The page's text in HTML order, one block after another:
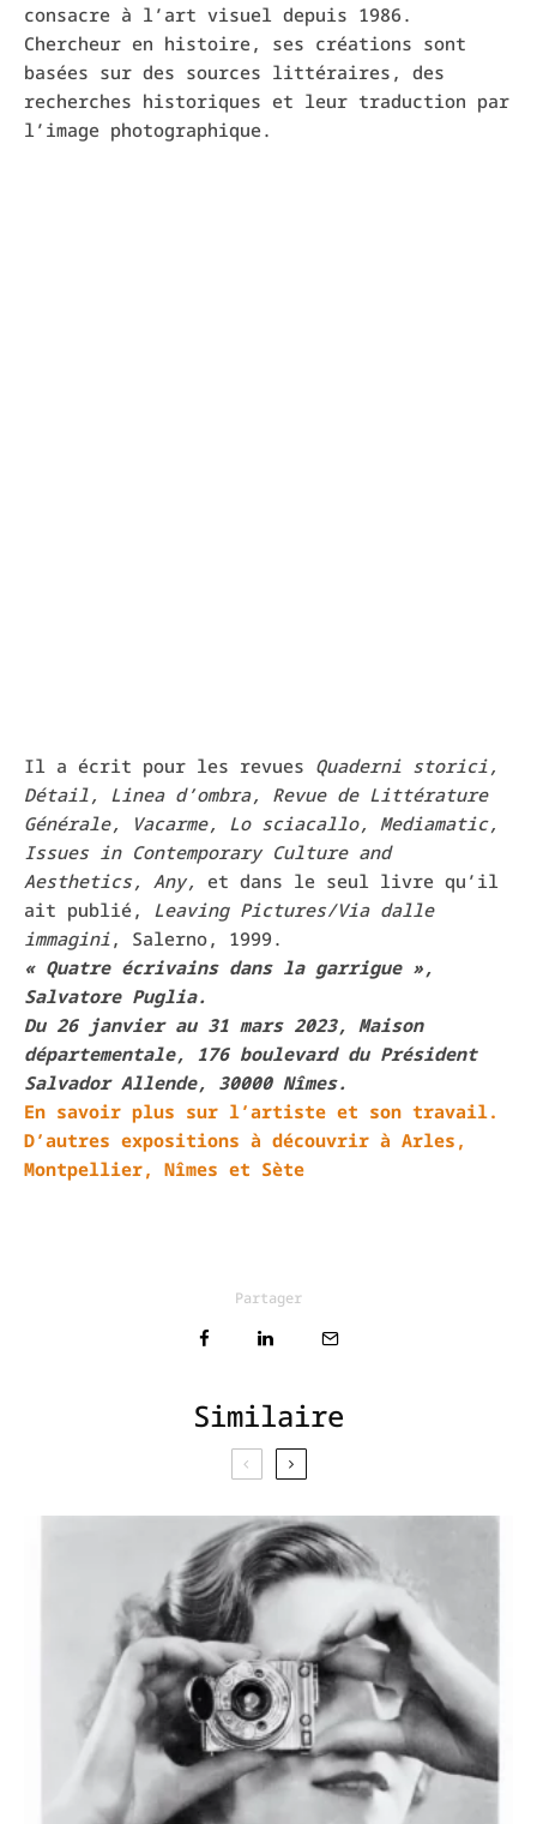
consacre à l’art visuel depuis 1986.
Chercheur en histoire, ses créations sont
basées sur des sources littéraires, des
recherches historiques et leur traduction par
l’image photographique.
Il a écrit pour les revues Quaderni storici,
Détail, Linea d’ombra, Revue de Littérature
Générale, Vacarme, Lo sciacallo, Mediamatic,
Issues in Contemporary Culture and
Aesthetics, Any,
et dans le seul livre qu’il
ait publié, Leaving Pictures/Via dalle
immagini, Salerno, 1999.
« Quatreécrivains dans la garrigue »,
Salvatore Puglia.
Du 26 janvier au 31 mars 2023, Maison
départementale, 176 boulevard du Président
Salvador Allende, 30000 Nîmes.
En savoir plus sur l’artiste et son travail.
D’autres expositions à découvrir à Arles,
Montpellier, Nîmes et Sète
Partager
Similaire